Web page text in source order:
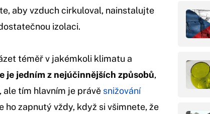
aby vzduch cirkuloval, nainstalujte
izolaci.
téměř v jakémkoli klimatu a
je jedním z nejúčinnějších způsobů,
tím hlavním je právě snižování
ho zapnutý vždy, když si všimnete, že